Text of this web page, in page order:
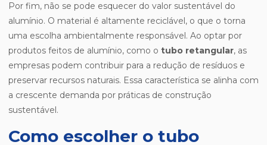
Por fim, não se pode esquecer do valor sustentável do
alumínio. O material é altamente reciclável, o que o torna
uma escolha ambientalmente responsável. Ao optar por
produtos feitos de alumínio, como o tubo retangular, as
empresas podem contribuir para a redução de resíduos e
preservar recursos naturais. Essa característica se alinha com
a crescente demanda por práticas de construção
sustentável.
Como escolher o tubo